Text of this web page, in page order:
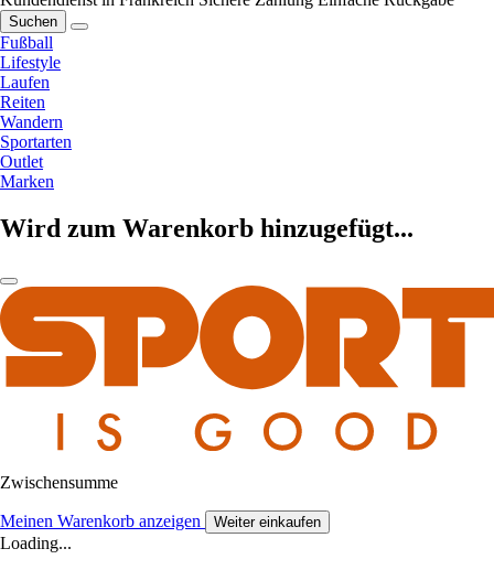
Suchen
Fußball
Lifestyle
Laufen
Reiten
Wandern
Sportarten
Outlet
Marken
Wird zum Warenkorb hinzugefügt...
Zwischensumme
Meinen Warenkorb anzeigen Weiter einkaufen
Loading...